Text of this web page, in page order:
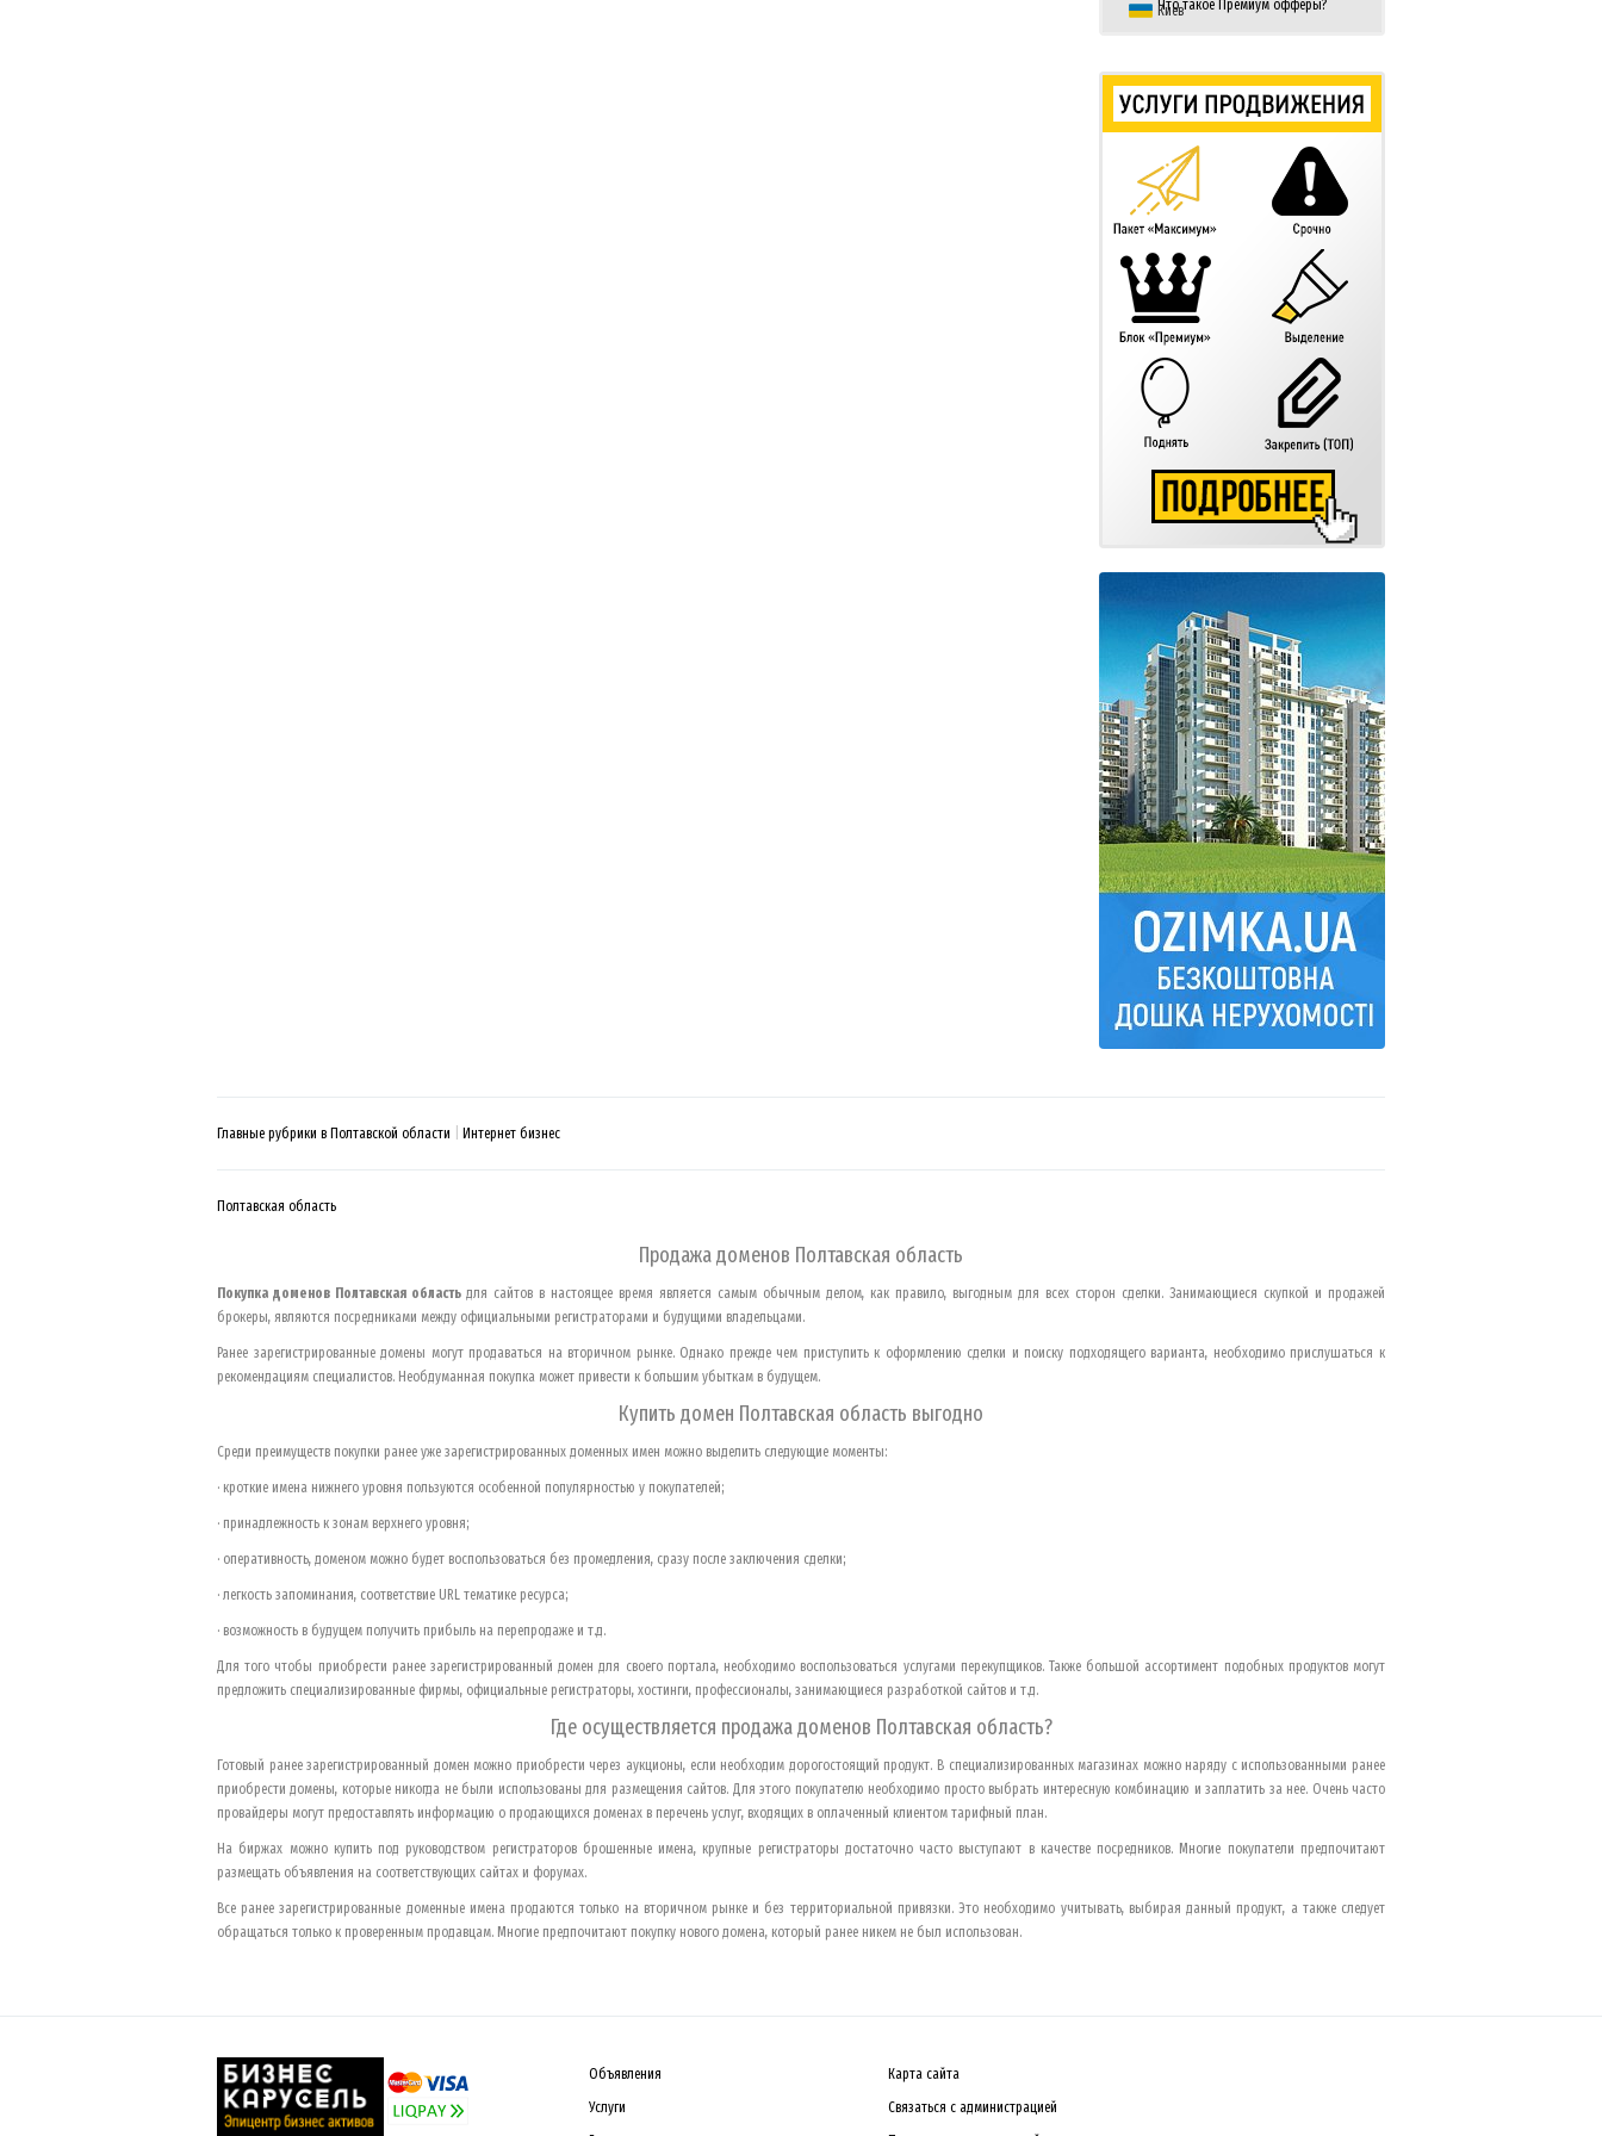
Киев
Что такое Премиум офферы?
Главные рубрики в Полтавской области Интернет бизнес
Полтавская область
Продажа доменов Полтавская область
Покупка доменов Полтавская область для сайтов в настоящее время является самым обычным делом, как правило, выгодным для всех сторон сделки. Занимающиеся скупкой и продажей
брокеры, являются посредниками между официальными регистраторами и будущими владельцами.
Ранее зарегистрированные домены могут продаваться на вторичном рынке. Однако прежде чем приступить к оформлению сделки и поиску подходящего варианта, необходимо прислушаться к
рекомендациям специалистов. Необдуманная покупка может привести к большим убыткам в будущем.
Купить домен Полтавская область выгодно
Среди преимуществ покупки ранее уже зарегистрированных доменных имен можно выделить следующие моменты:
· кроткие имена нижнего уровня пользуются особенной популярностью у покупателей;
· принадлежность к зонам верхнего уровня;
· оперативность, доменом можно будет воспользоваться без промедления, сразу после заключения сделки;
· легкость запоминания, соответствие URL тематике ресурса;
· возможность в будущем получить прибыль на перепродаже и т.д.
Для того чтобы приобрести ранее зарегистрированный домен для своего портала, необходимо воспользоваться услугами перекупщиков. Также большой ассортимент подобных продуктов могут
предложить специализированные фирмы, официальные регистраторы, хостинги, профессионалы, занимающиеся разработкой сайтов и т.д.
Где осуществляется продажа доменов Полтавская область?
Готовый ранее зарегистрированный домен можно приобрести через аукционы, если необходим дорогостоящий продукт. В специализированных магазинах можно наряду с использованными ранее
приобрести домены, которые никогда не были использованы для размещения сайтов. Для этого покупателю необходимо просто выбрать интересную комбинацию и заплатить за нее. Очень часто
провайдеры могут предоставлять информацию о продающихся доменах в перечень услуг, входящих в оплаченный клиентом тарифный план.
На биржах можно купить под руководством регистраторов брошенные имена, крупные регистраторы достаточно часто выступают в качестве посредников. Многие покупатели предпочитают
размещать объявления на соответствующих сайтах и форумах.
Все ранее зарегистрированные доменные имена продаются только на вторичном рынке и без территориальной привязки. Это необходимо учитывать, выбирая данный продукт, а также следует
обращаться только к проверенным продавцам. Многие предпочитают покупку нового домена, который ранее никем не был использован.
Объявления
Услуги
Карта сайта
Связаться с администрацией